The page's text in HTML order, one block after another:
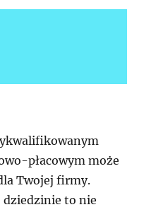
płacowym może
Twojej firmy.
to nie